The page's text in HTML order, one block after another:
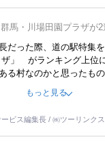
馬・川場田園プラザが2
だった際、道の駅特集
ザ」 がランキング上位
村なのかと思ったも
ューしたら、興味深い
、今でも思い出すこと
ニーランドを見学させ
ていることです。 もう
販売するにあたり、社
もっと見る
ビス編集長 / ㈱ツーリンク